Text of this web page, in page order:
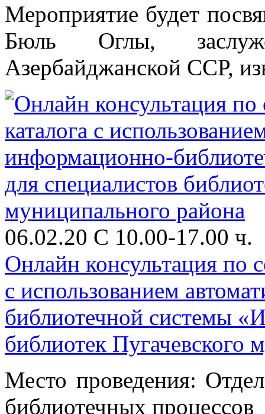
Мероприятие будет
Бюль Оглы,
Азербайджанской ССР,
06.02.20 С 10.00-17.00 ч.
Онлайн консультация по
с использованием
библиотечной системы
библиотек Пугачевского
Место проведения:
библиотечных процессов